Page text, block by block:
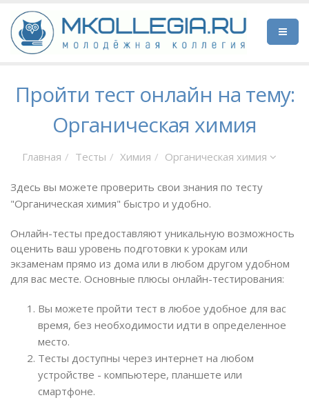
Пройти тест онлайн на тему:
Органическая химия
Главная Тесты Химия Органическая химия
Здесь вы можете проверить свои знания по тесту
"Органическая химия" быстро и удобно.
Онлайн-тесты предоставляют уникальную возможность
оценить ваш уровень подготовки к урокам или
экзаменам прямо из дома или в любом другом удобном
для вас месте. Основные плюсы онлайн-тестирования:
Вы можете пройти тест в любое удобное для вас
время, без необходимости идти в определенное
место.
Тесты доступны через интернет на любом
устройстве - компьютере, планшете или
смартфоне.